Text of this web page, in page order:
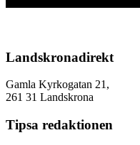
Landskronadirekt
Gamla Kyrkogatan 21,
261 31 Landskrona
Tipsa redaktionen